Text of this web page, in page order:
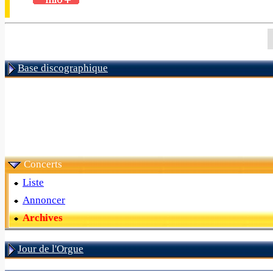
Base discographique
Concerts
Liste
Annoncer
Archives
Jour de l'Orgue